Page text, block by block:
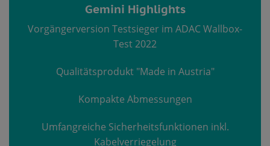
Gemini Highlights
Vorgängerversion Testsieger im ADAC Wallbox-
Test 2022
Qualitätsprodukt "Made in Austria"
Kompakte Abmessungen
Umfangreiche Sicherheitsfunktionen inkl.
Kabelverriegelung